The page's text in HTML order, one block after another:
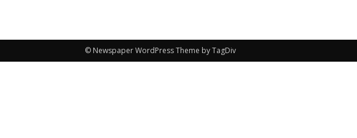
© Newspaper WordPress Theme by TagDiv